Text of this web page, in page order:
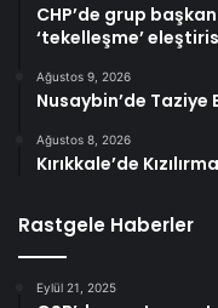
CHP’de grup
‘tekelleşme’
Ağustos 9, 2026
Nusaybin’de Taziye
Ağustos 8, 2026
Kırıkkale’de
Rastgele Haberler
Eylül 21, 2025